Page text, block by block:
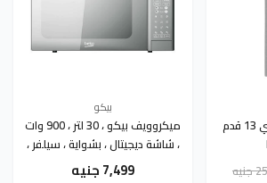
ثلاجة بيكو 390 لتر فضي 13 قدم
بيكو
ميكروويف بيكو ، 30 لتر ، 900 وات
، شاشة ديجيتال ، بشواية ، سيلفر ،
MGF30330S
7,499 جنيه